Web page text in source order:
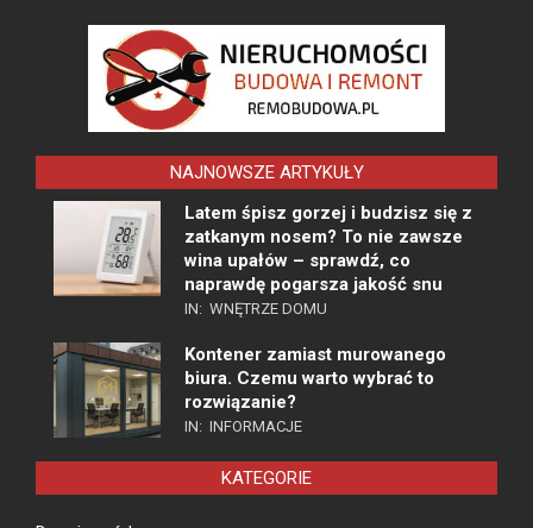
NAJNOWSZE ARTYKUŁY
Latem śpisz gorzej i budzisz się z
zatkanym nosem? To nie zawsze
wina upałów – sprawdź, co
naprawdę pogarsza jakość snu
IN: WNĘTRZE DOMU
Kontener zamiast murowanego
biura. Czemu warto wybrać to
rozwiązanie?
IN: INFORMACJE
KATEGORIE